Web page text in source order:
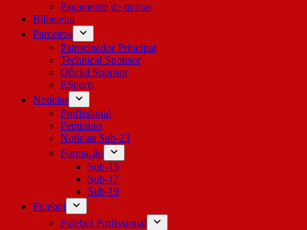
Pagamento de quotas
Bilheteira
Parceiros
Patrocinador Principal
Technical Sponsor
Oficial Sponsor
ESports
Notícias
Profissional
Feminino
Notícias Sub-23
Formação
Sub-15
Sub-17
Sub-19
Futebol
Futebol Profissional